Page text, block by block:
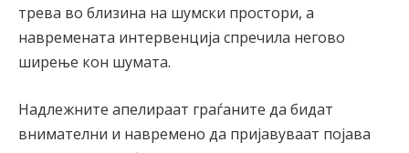
трева во близина на шумски простори, а
навремената интервенција спречила негово
ширење кон шумата.
Надлежните апелираат граѓаните да бидат
внимателни и навремено да пријавуваат појава